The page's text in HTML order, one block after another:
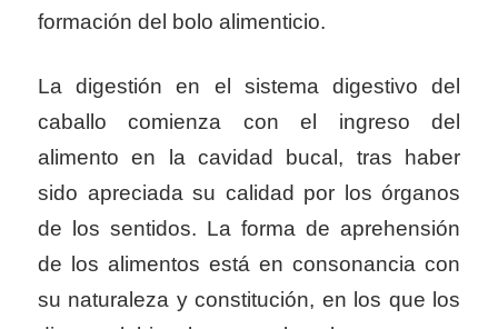
formación del bolo alimenticio.
La digestión en el sistema digestivo del
caballo comienza con el ingreso del
alimento en la cavidad bucal, tras haber
sido apreciada su calidad por los órganos
de los sentidos. La forma de aprehensión
de los alimentos está en consonancia con
su naturaleza y constitución, en los que los